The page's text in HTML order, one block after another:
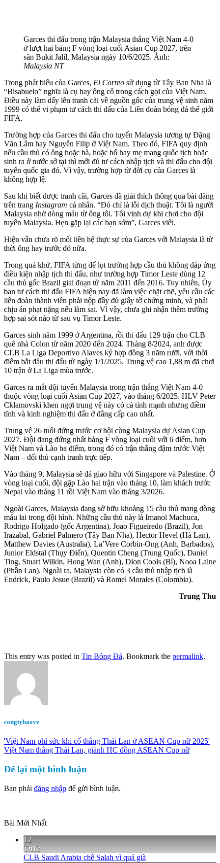
Garces thi đấu trong trận Malaysia thắng Việt Nam 4-0
ở lượt hai bảng F vòng loại cuối Asian Cup 2027, trên
sân Bukit Jalil, Malaysia ngày 10/6/2025. Ảnh:
Malaysia NT
Trong phát biểu của Garces, El Correo sử dụng từ Tây Ban Nha là
“Bisabuelo” nghĩa là cụ hay ông cố trong cách gọi của Việt Nam.
Điều này làm dấy lên tranh cãi về nguồn gốc của trung vệ sinh năm
1999 có thể vi phạm tư cách thi đấu của Liên đoàn bóng đá thế giới
FIFA.
Trường hợp của Garces thi đấu cho tuyển Malaysia tương tự Đặng
Văn Lâm hay Nguyễn Filip ở Việt Nam. Theo đó, FIFA quy định
nếu cầu thủ có ông hoặc bà, hoặc bố hay mẹ mang quốc tịch hoặc
sinh ra ở nước sở tại thì mới đủ tư cách nhập tịch và thi đấu cho đội
tuyển quốc gia đó. Vì vậy, trường hợp từ đời cụ của Garces là
không hợp lệ.
Sau khi biết được tranh cãi, Garces đã giải thích thông qua bài đăng
trên trang Instagram cá nhân. “Đó chỉ là lỗi dịch thuật. Tôi là người
Malaysia nhờ dòng máu từ ông tôi. Tôi vinh dự khi chơi cho đội
tuyển Malaysia. Hẹn gặp lại các bạn sớm”, Garces viết.
Hiện vẫn chưa rõ mối liên hệ thực sự của Garces với Malaysia là từ
thời ông hay trước đó nữa.
Trong quá khứ, FIFA từng để lọt trường hợp cầu thủ không đáp ứng
điều kiện nhập tịch thi đấu, như trường hợp Timor Leste dùng 12
cầu thủ gốc Brazil giai đoạn từ năm 2011 đến 2016. Tuy nhiên, Ủy
ban tư cách thi đấu FIFA hiện nay đã làm việc chặt chẽ, yêu cầu các
liên đoàn thành viên phải nộp đầy đủ giấy tờ chứng minh, và phải
chịu án phạt nặng nếu làm sai. Vì vậy, chưa ghi nhận thêm trường
hợp sai sót nào từ sau vụ Timor Leste.
Garces sinh năm 1999 ở Argentina, rồi thi đấu 129 trận cho CLB
quê nhà Colon từ năm 2020 đến 2024. Tháng 8/2024, anh được
CLB La Liga Deportivo Alaves ký hợp đồng 3 năm rưỡi, với thời
điểm bắt đầu thi đấu từ ngày 1/1/2025. Trung vệ cao 1,88 m đã chơi
10 trận ở La Liga mùa trước.
Garces ra mắt đội tuyển Malaysia trong trận thắng Việt Nam 4-0
thuộc vòng loại cuối Asian Cup 2027, vào tháng 6/2025. HLV Peter
Cklamovski khen ngợi trung vệ này có cá tính mạnh nhưng điềm
tĩnh và kinh nghiệm thi đấu ở đẳng cấp cao nhất.
Trung vệ 26 tuổi đứng trước cơ hội cùng Malaysia dự Asian Cup
2027. Đội đang đứng nhất bảng F vòng loại cuối với 6 điểm, hơn
Việt Nam và Lào ba điểm, trong đó có trận thắng đậm trước Việt
Nam – đối thủ cạnh tranh trực tiếp.
Vào tháng 9, Malaysia sẽ đá giao hữu với Singapore và Palestine. Ở
vòng loại cuối, đội gặp Lào hai trận vào tháng 10, làm khách trước
Nepal vào tháng 11 rồi Việt Nam vào tháng 3/2026.
Ngoài Garces, Malaysia đang sở hữu khoảng 15 cầu thủ mang dòng
máu lai trong đội hình. Những cầu thủ này là Imanol Machuca,
Rodrigo Holgado (gốc Argentina), Joao Figueiredo (Brazil), Jon
Irazabal, Gabriel Palmero (Tây Ban Nha), Hector Hevel (Hà Lan),
Matthew Davies (Australia), La’Vere Corbin-Ong (Anh, Barbados),
Junior Eldstal (Thụy Điển), Quentin Cheng (Trung Quốc), Daniel
Ting, Stuart Wilkin, Hong Wan (Anh), Dion Cools (Bỉ), Nooa Laine
(Phần Lan). Ngoài ra, Malaysia còn có 3 cầu thủ nhập tịch là
Endrick, Paulo Josue (Brazil) và Romel Morales (Colombia).
Trung Thu
This entry was posted in Tin Bóng Đá. Bookmark the permalink.
congtybaove
'Việt Nam phí sức khi cố thắng Thái Lan ở ASEAN Cup nữ 2025'
Việt Nam thắng Thái Lan, giành HC đồng ASEAN Cup nữ
Để lại một bình luận
Bạn phải đăng nhập để gửi bình luận.
Bài Mới Nhất
12
Th12
CLB Saudi Arabia chê Salah vì quá già